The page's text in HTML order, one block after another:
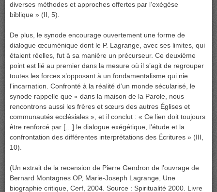
diverses méthodes et approches offertes par l’exégèse
biblique » (II, 5).
De plus, le synode encourage ouvertement une forme de
dialogue œcuménique dont le P. Lagrange, avec ses limites, qui
étaient réelles, fut à sa manière un précurseur. Ce deuxième
point est lié au premier dans la mesure où il s’agit de regrouper
toutes les forces s’opposant à un fondamentalisme qui nie
l’incarnation. Confronté à la réalité d’un monde sécularisé, le
synode rappelle que « dans la maison de la Parole, nous
rencontrons aussi les frères et sœurs des autres Églises et
communautés ecclésiales », et il conclut : « Ce lien doit toujours
être renforcé par […] le dialogue exégétique, l’étude et la
confrontation des différentes interprétations des Écritures » (III,
10).
(Un extrait de la recension de Pierre Gendron de l’ouvrage de
Bernard Montagnes OP, Marie-Joseph Lagrange, Une
biographie critique, Cerf, 2004. Source : Spiritualité 2000. Livre